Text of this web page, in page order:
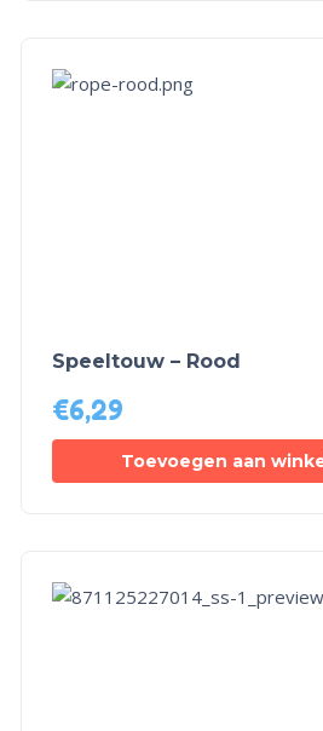
Speeltouw – Rood
€6,29
Toevoegen aan